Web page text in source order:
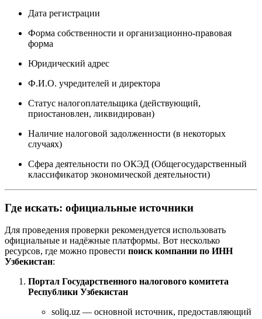
Дата регистрации
Форма собственности и организационно-правовая
форма
Юридический адрес
Ф.И.О. учредителей и директора
Статус налогоплательщика (действующий,
приостановлен, ликвидирован)
Наличие налоговой задолженности (в некоторых
случаях)
Сфера деятельности по ОКЭД (Общегосударственный
классификатор экономической деятельности)
Где искать: официальные источники
Для проведения проверки рекомендуется использовать
официальные и надёжные платформы. Вот несколько
ресурсов, где можно провести поиск компании по ИНН
Узбекистан:
Портал Государственного налогового комитета
Республики Узбекистан
soliq.uz — основной источник, предоставляющий